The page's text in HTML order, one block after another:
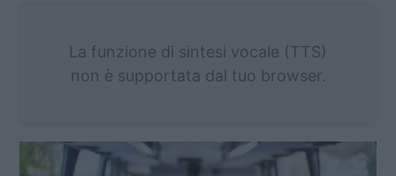
La funzione di sintesi vocale (TTS)
non è supportata dal tuo browser.